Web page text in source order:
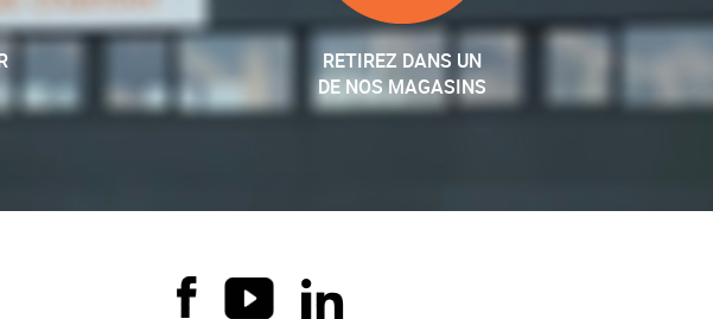
RETIREZ DANS UN
DE NOS MAGASINS